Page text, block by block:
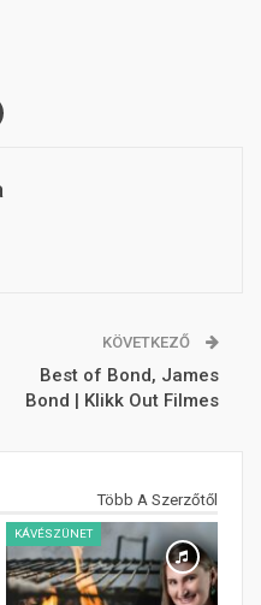
KÖVETKEZŐ
Best of Bond, James
Bond | Klikk Out Filmes
Több A Szerzőtől
KÁVÉSZÜNET